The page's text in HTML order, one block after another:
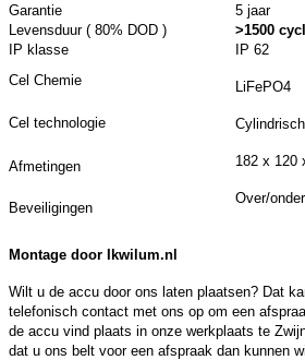
Garantie
5 jaar
Levensduur ( 80% DOD )
>1500
IP klasse
IP 62
Cel Chemie
LiFePO4
Cylindrisch
182 x 120
Cel technologie
Afmetingen
Beveiligingen
Over/
Montage door Ikwilum.nl
Wilt u de accu door ons laten plaatsen? Dat
telefonisch contact met ons op om een
de accu vind plaats in onze werkplaats te
dat u ons belt voor een afspraak dan kunnen